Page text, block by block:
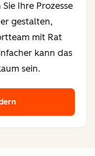
Ihre Prozesse
gestalten,
mit Rat
kann das
sein.